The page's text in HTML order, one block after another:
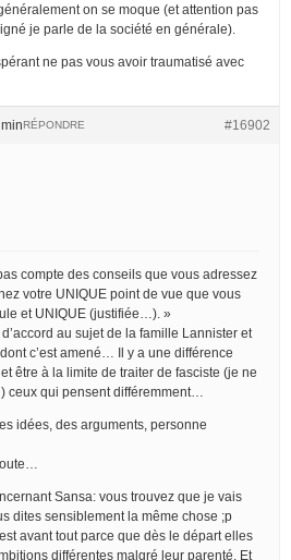
on se moque (et attention pas
je parle de la société en générale).
ne pas vous avoir traumatisé avec
#16902
RÉPONDRE
compte des conseils que vous adressez
votre UNIQUE point de vue que vous
et UNIQUE (justifiée…). »
au sujet de la famille Lannister et
c’est amené… Il y a une différence
être à la limite de traiter de fasciste (je ne
ceux qui pensent différemment…
idées, des arguments, personne
Sansa: vous trouvez que je vais
dites sensiblement la même chose ;p
avant tout parce que dès le départ elles
différentes malgré leur parenté. Et